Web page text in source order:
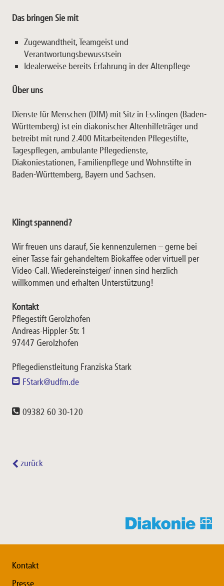
Das bringen Sie mit
Zugewandtheit, Teamgeist und
Verantwortungsbewusstsein
Idealerweise bereits Erfahrung in der Altenpflege
Über uns
Dienste für Menschen (DfM) mit Sitz in Esslingen (Baden-
Württemberg) ist ein diakonischer Altenhilfeträger und
betreibt mit rund 2.400 Mitarbeitenden Pflegestifte,
Tagespflegen, ambulante Pflegedienste,
Diakoniestationen, Familienpflege und Wohnstifte in
Baden-Württemberg, Bayern und Sachsen.
Klingt spannend?
Wir freuen uns darauf, Sie kennenzulernen – gerne bei
einer Tasse fair gehandeltem Biokaffee oder virtuell per
Video-Call. Wiedereinsteiger/-innen sind herzlich
willkommen und erhalten Unterstützung!
Kontakt
Pflegestift Gerolzhofen
Andreas-Hippler-Str. 1
97447 Gerolzhofen
Pflegedienstleitung Franziska Stark
FStark@udfm.de
09382 60 30-120
zurück
Kontakt
Presse